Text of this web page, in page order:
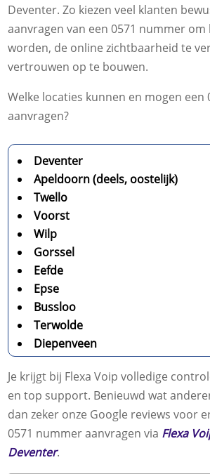
Deventer. Zo kiezen veel klanten
aanvragen van een 0571 nummer
worden, de online zichtbaarheid te
vertrouwen op te bouwen.
Welke locaties kunnen en mogen een
aanvragen?
Deventer
Apeldoorn (deels, oostelijk)
Twello
Voorst
Wilp
Gorssel
Eefde
Epse
Bussloo
Terwolde
Diepenveen
Je krijgt bij Flexa Voip volledige
en top support. Benieuwd wat
dan zeker onze Google reviews voor
0571 nummer aanvragen via Flexa
Deventer.